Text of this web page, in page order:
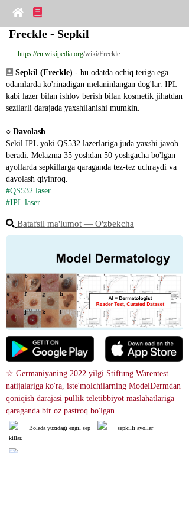
Freckle - Sepkil
https://en.wikipedia.org/wiki/Freckle
Sepkil (Freckle) - bu odatda ochiq teriga ega
odamlarda ko'rinadigan melaninlangan dog'lar. IPL
kabi lazer bilan ishlov berish bilan kosmetik jihatdan
sezilarli darajada yaxshilanishi mumkin.
○ Davolash
Sekil IPL yoki QS532 lazerlariga juda yaxshi javob
beradi. Melazma 35 yoshdan 50 yoshgacha bo'lgan
ayollarda sepkillarga qaraganda tez-tez uchraydi va
davolash qiyinroq.
#QS532 laser
#IPL laser
Batafsil ma'lumot ― O'zbekcha
☆ Germaniyaning 2022 yilgi Stiftung Warentest
natijalariga ko'ra, iste'molchilarning ModelDermdan
qoniqish darajasi pullik teletibbiyot maslahatlariga
qaraganda bir oz pastroq bo'lgan.
Bolada yuzidagi engil sep
killar.
sepkilli ayollar